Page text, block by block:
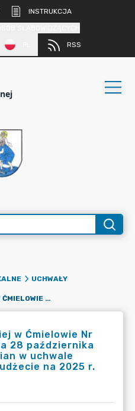
INSTRUKCJA
RSS
UCHWAŁY
UCHWAŁA RADY MIEJSKIEJ W ĆMIELOWIE NR XXVII/158/2025 Z DNIA 28 PAŹDZIERNIKA 2025 R. W SPRAWIE ZMIAN W UCHWALE BUDŻETOWEJ ORAZ W BUDŻECIE NA 2025 R.
w Ćmielowie Nr
28 października
w uchwale
na 2025 r.